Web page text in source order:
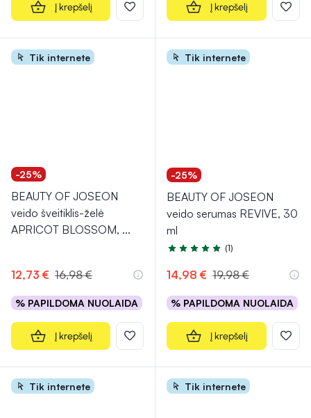
Į krepšelį Į krepšelį
Tik internete
-25%
BEAUTY OF JOSEON
veido šveitiklis-želė
APRICOT BLOSSOM, ...
12,73 € 16,98 €
% PAPILDOMA NUOLAIDA
Į krepšelį
Tik internete
-25%
BEAUTY OF JOSEON
veido serumas REVIVE, 30
ml
Įvertinimas 5.0 iš 5
(1)
14,98 € 19,98 €
% PAPILDOMA NUOLAIDA
Į krepšelį
Tik internete Tik internete